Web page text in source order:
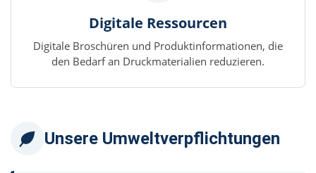
Digitale Ressourcen
Digitale Broschüren und Produktinformationen, die
den Bedarf an Druckmaterialien reduzieren.
Unsere Umweltverpflichtungen